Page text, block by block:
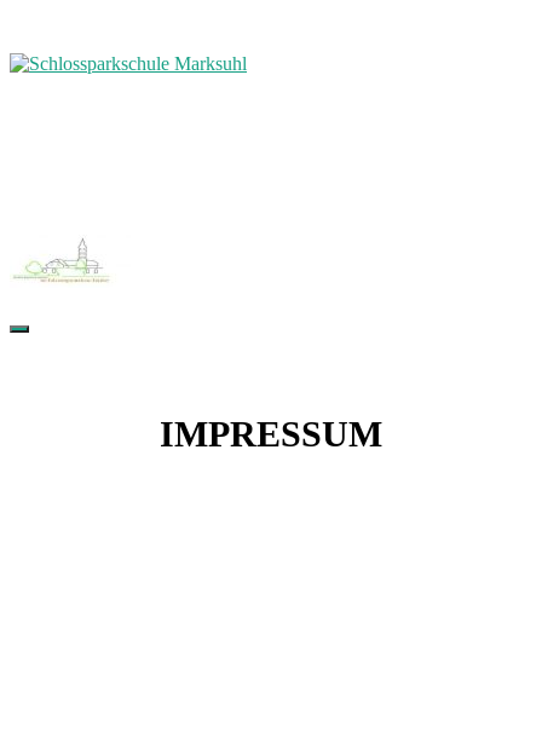
IMPRESSUM